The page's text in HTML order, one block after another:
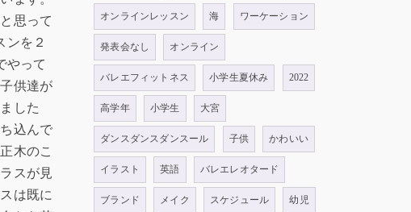
思って
ンを２
やって
供達が
した
込んで
木のこ
スが見
は既に
オンラインレッスン 海 ワーケーション
発表会なし オンライン
バレエフィットネス 小学生夏休み 2022
高学年 小学生 大宮
ダンスダンスダンスール 子供 かわいい
イラスト 英語 バレエレオタード
ブランド メイク スケジュール 幼児